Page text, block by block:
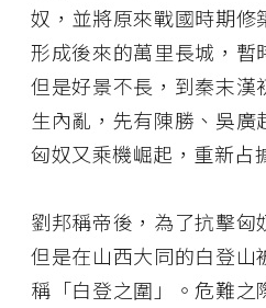
奴，並將原來戰國時期修
形成後來的萬里長城，暫
但是好景不長，到秦末漢
生內亂，先有陳勝、吳廣
匈奴又乘機崛起，重新占
劉邦稱帝後，為了抗擊匈
但是在山西大同的白登山
稱「白登之圍」。危難之